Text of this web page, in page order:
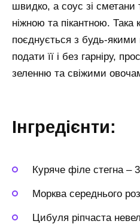
швидко, а соус зі
ніжною та пікантною. Така
поєднується з будь-
подати її і без гарніру,
зеленню та свіжими
Інгредієнти:
Куряче філе стегна–
Морква середнього
Цибуля ріпчаста